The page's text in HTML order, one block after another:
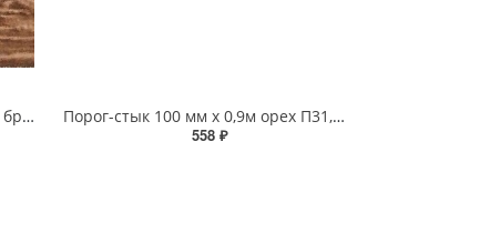
Порог-стык (РП) 38 мм х 0,9м Дуб браун
Порог-стык 100 мм х 0,9м орех П31,41
558 ₽